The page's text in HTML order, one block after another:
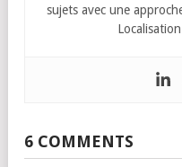
sujets avec une
6 COMMENTS